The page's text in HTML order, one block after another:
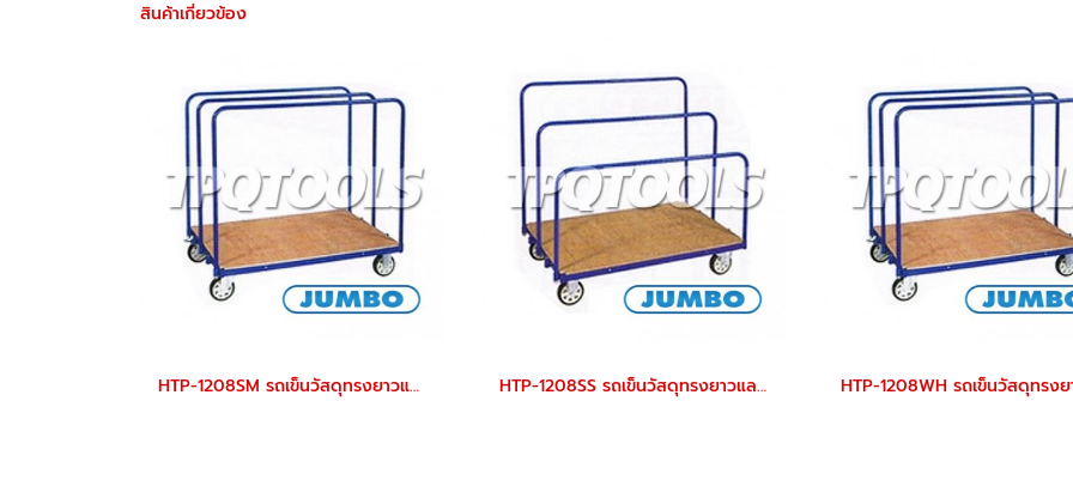
สินค้าเกี่ยวข้อง
HTP-1208SM รถเข็นวัสดุทรงยาวและเป็นแผ่น แบบใช้ขนวัสดุแผ่น ราวกั้นปรับได้ พื้นเหล็กลาย ราวกั้นสูง 800 มม. JUMBO HTP-1208SS รถเข็นวัสดุทรงยาวและเป็นแผ่น แบบใช้ขนวัสดุแผ่น ราวกั้นปรับได้ พื้นเหล็กลาย ราวกั้นสูง 600-800-1000 มม. JUMBO